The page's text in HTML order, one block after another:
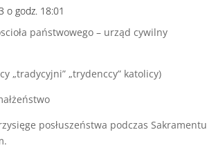
o godz. 18:01
państwowego – urząd cywilny
„tradycyjni” „trydenccy” katolicy)
posłuszeństwa podczas Sakramentu